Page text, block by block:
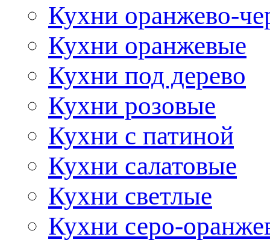
Кухни оранжево-
Кухни оранжевые
Кухни под дерево
Кухни розовые
Кухни с патиной
Кухни салатовые
Кухни светлые
Кухни серо-